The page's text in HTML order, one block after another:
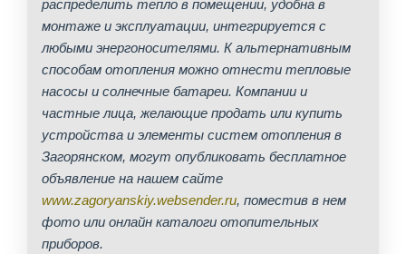
распределить тепло в помещении, удобна в
монтаже и эксплуатации, интегрируется с
любыми энергоносителями. К альтернативным
способам отопления можно отнести тепловые
насосы и солнечные батареи. Компании и
частные лица, желающие продать или купить
устройства и элементы систем отопления в
Загорянском, могут опубликовать бесплатное
объявление на нашем сайте
www.zagoryanskiy.websender.ru, поместив в нем
фото или онлайн каталоги отопительных
приборов.